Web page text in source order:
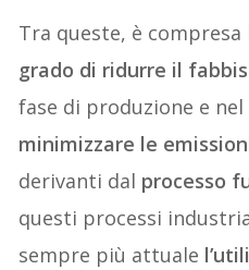
Tra queste, è compresa
grado di ridurre il
fase di produzione e
minimizzare le
derivanti dal processo
questi processi
sempre più attuale